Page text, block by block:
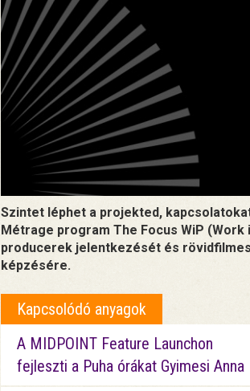
Szintet léphet a projekted,
Métrage program The Focus WiP
producerek jelentkezését és
képzésére.
Kapcsolódó anyagok
A MIDPOINT Feature Launchon
fejleszti a Puha órákat Gyimesi Anna